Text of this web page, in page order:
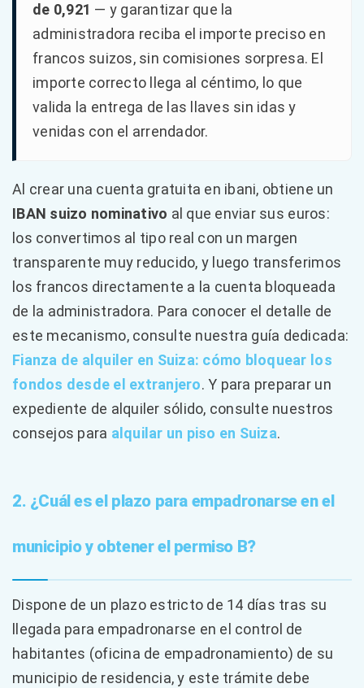
de 0,921 — y garantizar que la
administradora reciba el importe preciso en
francos suizos, sin comisiones sorpresa. El
importe correcto llega al céntimo, lo que
valida la entrega de las llaves sin idas y
venidas con el arrendador.
Al crear una cuenta gratuita en ibani, obtiene un
IBAN suizo nominativo al que enviar sus euros:
los convertimos al tipo real con un margen
transparente muy reducido, y luego transferimos
los francos directamente a la cuenta bloqueada
de la administradora. Para conocer el detalle de
este mecanismo, consulte nuestra guía dedicada:
Fianza de alquiler en Suiza: cómo bloquear los
fondos desde el extranjero. Y para preparar un
expediente de alquiler sólido, consulte nuestros
consejos para alquilar un piso en Suiza.
2. ¿Cuál es el plazo para empadronarse en el
municipio y obtener el permiso B?
Dispone de un plazo estricto de 14 días tras su
llegada para empadronarse en el control de
habitantes (oficina de empadronamiento) de su
municipio de residencia, y este trámite debe